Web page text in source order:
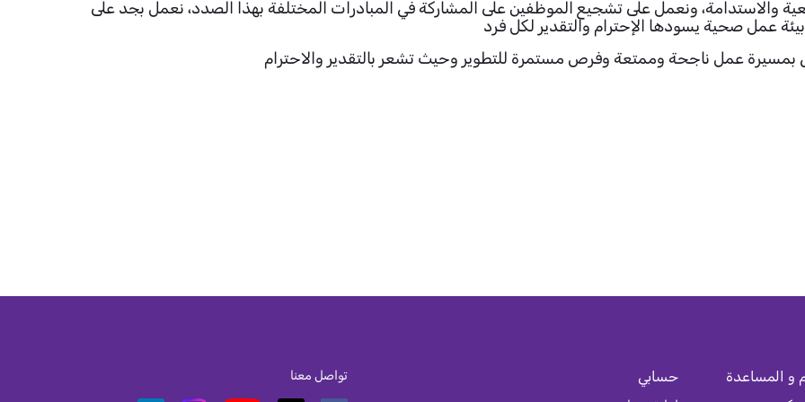
والاستدامة، ونعمل على تشجيع الموظفين على المشاركة في المبادرات المختلفة بهذا الصدد، نعمل بجد على
عمل صحية يسودها الإحترام والتقدير لكل فرد
بمسيرة عمل ناجحة وممتعة وفرص مستمرة للتطوير وحيث تشعر بالتقدير والاحترام
و المساعدة حسابي تواصل معنا